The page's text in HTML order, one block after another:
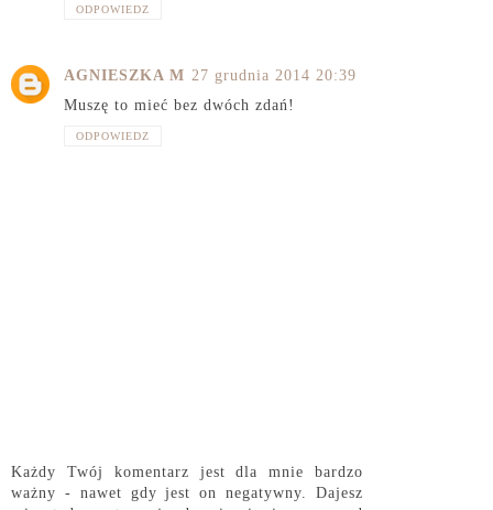
ODPOWIEDZ
AGNIESZKA M 27 grudnia 2014 20:39
Muszę to mieć bez dwóch zdań!
ODPOWIEDZ
Każdy Twój komentarz jest dla mnie bardzo
ważny - nawet gdy jest on negatywny. Dajesz